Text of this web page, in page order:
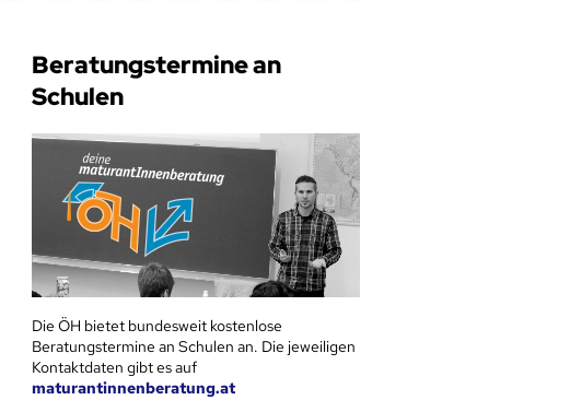
Beratungstermine an
Schulen
Die ÖH bietet bundesweit kostenlose
Beratungstermine an Schulen an. Die jeweiligen
Kontaktdaten gibt es auf
maturantinnenberatung.at